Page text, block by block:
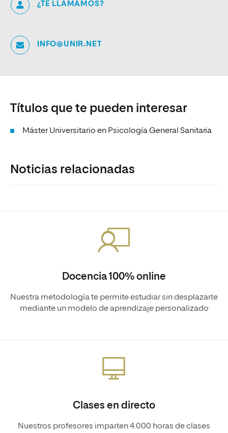
¿TE LLAMAMOS?
INFO@UNIR.NET
Títulos que te pueden interesar
Máster Universitario en Psicología General Sanitaria
Noticias relacionadas
Docencia 100% online
Nuestra metodología te permite estudiar sin desplazarte
mediante un modelo de aprendizaje personalizado
Clases en directo
Nuestros profesores imparten 4.000 horas de clases